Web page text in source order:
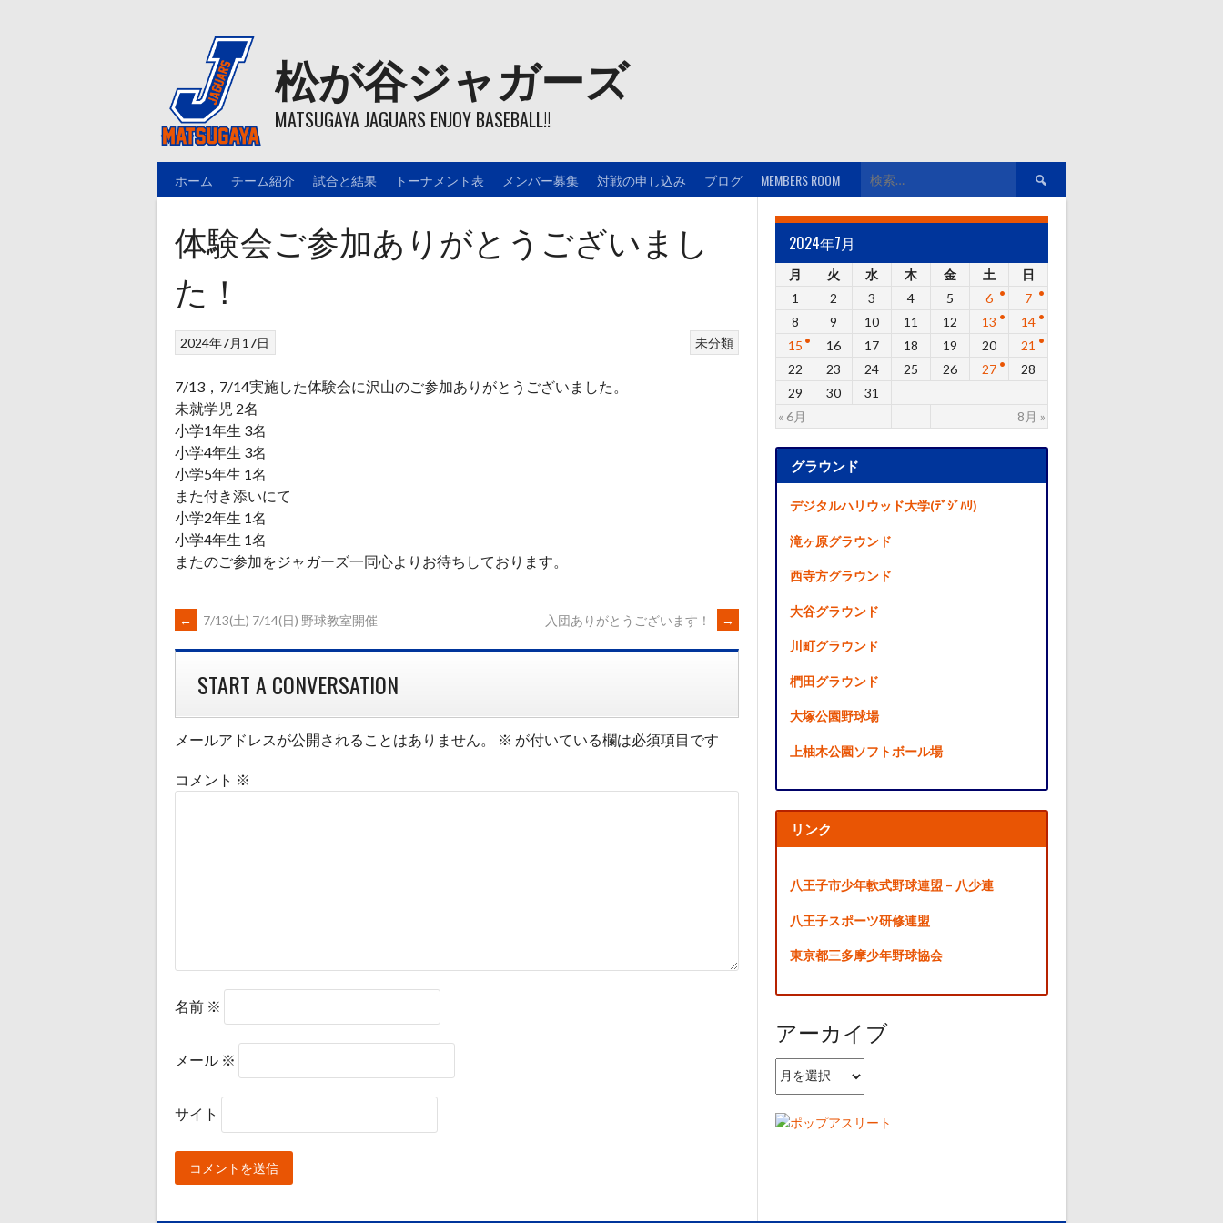
松が谷ジャガーズ
MATSUGAYA JAGUARS ENJOY BASEBALL!!
ホーム チーム紹介 試合と結果 トーナメント表 メンバー募集 対戦の申し込み ブログ MEMBERS ROOM
索:
体験会ご参加ありがとうございまし
た！
未分類
2024年7月17日
7/13，7/14実施した体験会に沢山のご参加ありがとうございました。
未就学児 2名
小学1年生 3名
小学4年生 3名
小学5年生 1名
また付き添いにて
小学2年生 1名
小学4年生 1名
またのご参加をジャガーズ一同心よりお待ちしております。
POST
NAVIGATION
← 7/13(土) 7/14(日) 野球教室開催 入団ありがとうございます！ →
START A CONVERSATION
メールアドレスが公開されることはありません。 ※ が付いている欄は必須項目です
コメント ※
名前 ※
メール ※
サイト
2024年7月
月 火 水 木 金 土 日
« 6月 8月 »
1 2 3 4 5 6
7
8
9 10 11 12 13
14
15
16 17 18 19 20
21
22
23 24 25 26 27
28
29
30 31
グラウンド
デジタルハリウッド大学(ﾃﾞｼﾞﾊﾘ)
滝ヶ原グラウンド
西寺方グラウンド
大谷グラウンド
川町グラウンド
椚田グラウンド
大塚公園野球場
上柚木公園ソフトボール場
リンク
八王子市少年軟式野球連盟 – 八少連
八王子スポーツ研修連盟
東京都三多摩少年野球協会
アーカイブ
ア
ー
イ